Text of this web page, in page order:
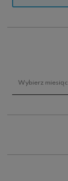
Wybierz miesiąc